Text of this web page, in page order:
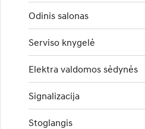
Odinis salonas
Serviso knygelė
Elektra valdomos sėdynės
Signalizacija
Stoglangis